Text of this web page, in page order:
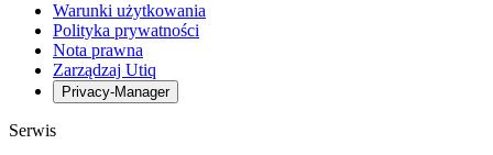
Warunki użytkowania
Polityka prywatności
Nota prawna
Zarządzaj Utiq
Privacy-Manager
Serwis